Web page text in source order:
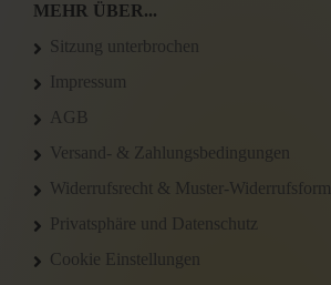
MEHR ÜBER...
Sitzung unterbrochen
Impressum
AGB
Versand- & Zahlungsbedingungen
Widerrufsrecht & Muster-
Privatsphäre und Datenschutz
Cookie Einstellungen